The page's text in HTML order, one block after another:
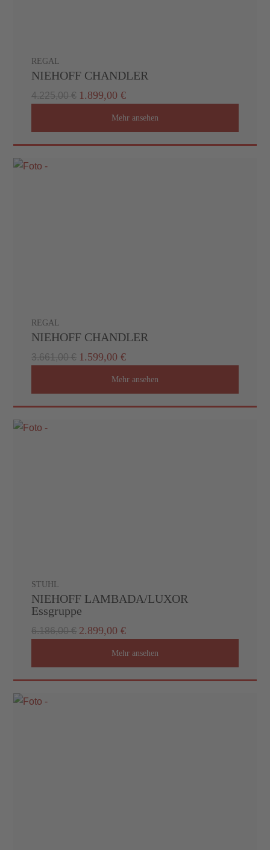
REGAL
NIEHOFF CHANDLER
4.225,00 € 1.899,00 €
Mehr ansehen
REGAL
NIEHOFF CHANDLER
3.661,00 € 1.599,00 €
Mehr ansehen
STUHL
NIEHOFF LAMBADA/LUXOR
Essgruppe
6.186,00 € 2.899,00 €
Mehr ansehen